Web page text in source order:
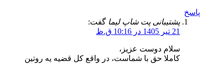
پاسخ
پشتیبانی پت شاپ لیما گفت:
21 تیر 1405 در 10:16 ق.ظ
سلام دوست عزیز،
کاملا حق با شماست، در واقع کل قضیه یه روتین